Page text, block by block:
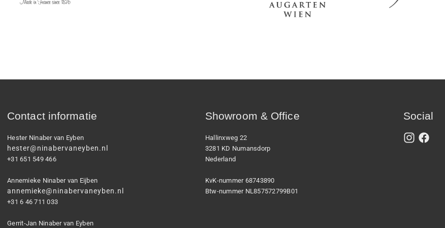
Contact informatie
Hester Ninaber van Eyben
hester@ninabervaneyben.nl
+31 651 549 466
Annemieke Ninaber van Eijben
annemieke@ninabervaneyben.nl
+31 6 46 711 033
Gerrit-Jan Ninaber van Eyben
Showroom & Office
Hallinxweg 22
3281 KD Numansdorp
Nederland
KvK-nummer 68743890
Btw-nummer NL857572799B01
Social